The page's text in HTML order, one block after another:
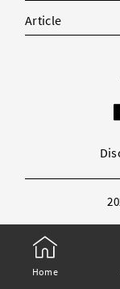
Article
Home